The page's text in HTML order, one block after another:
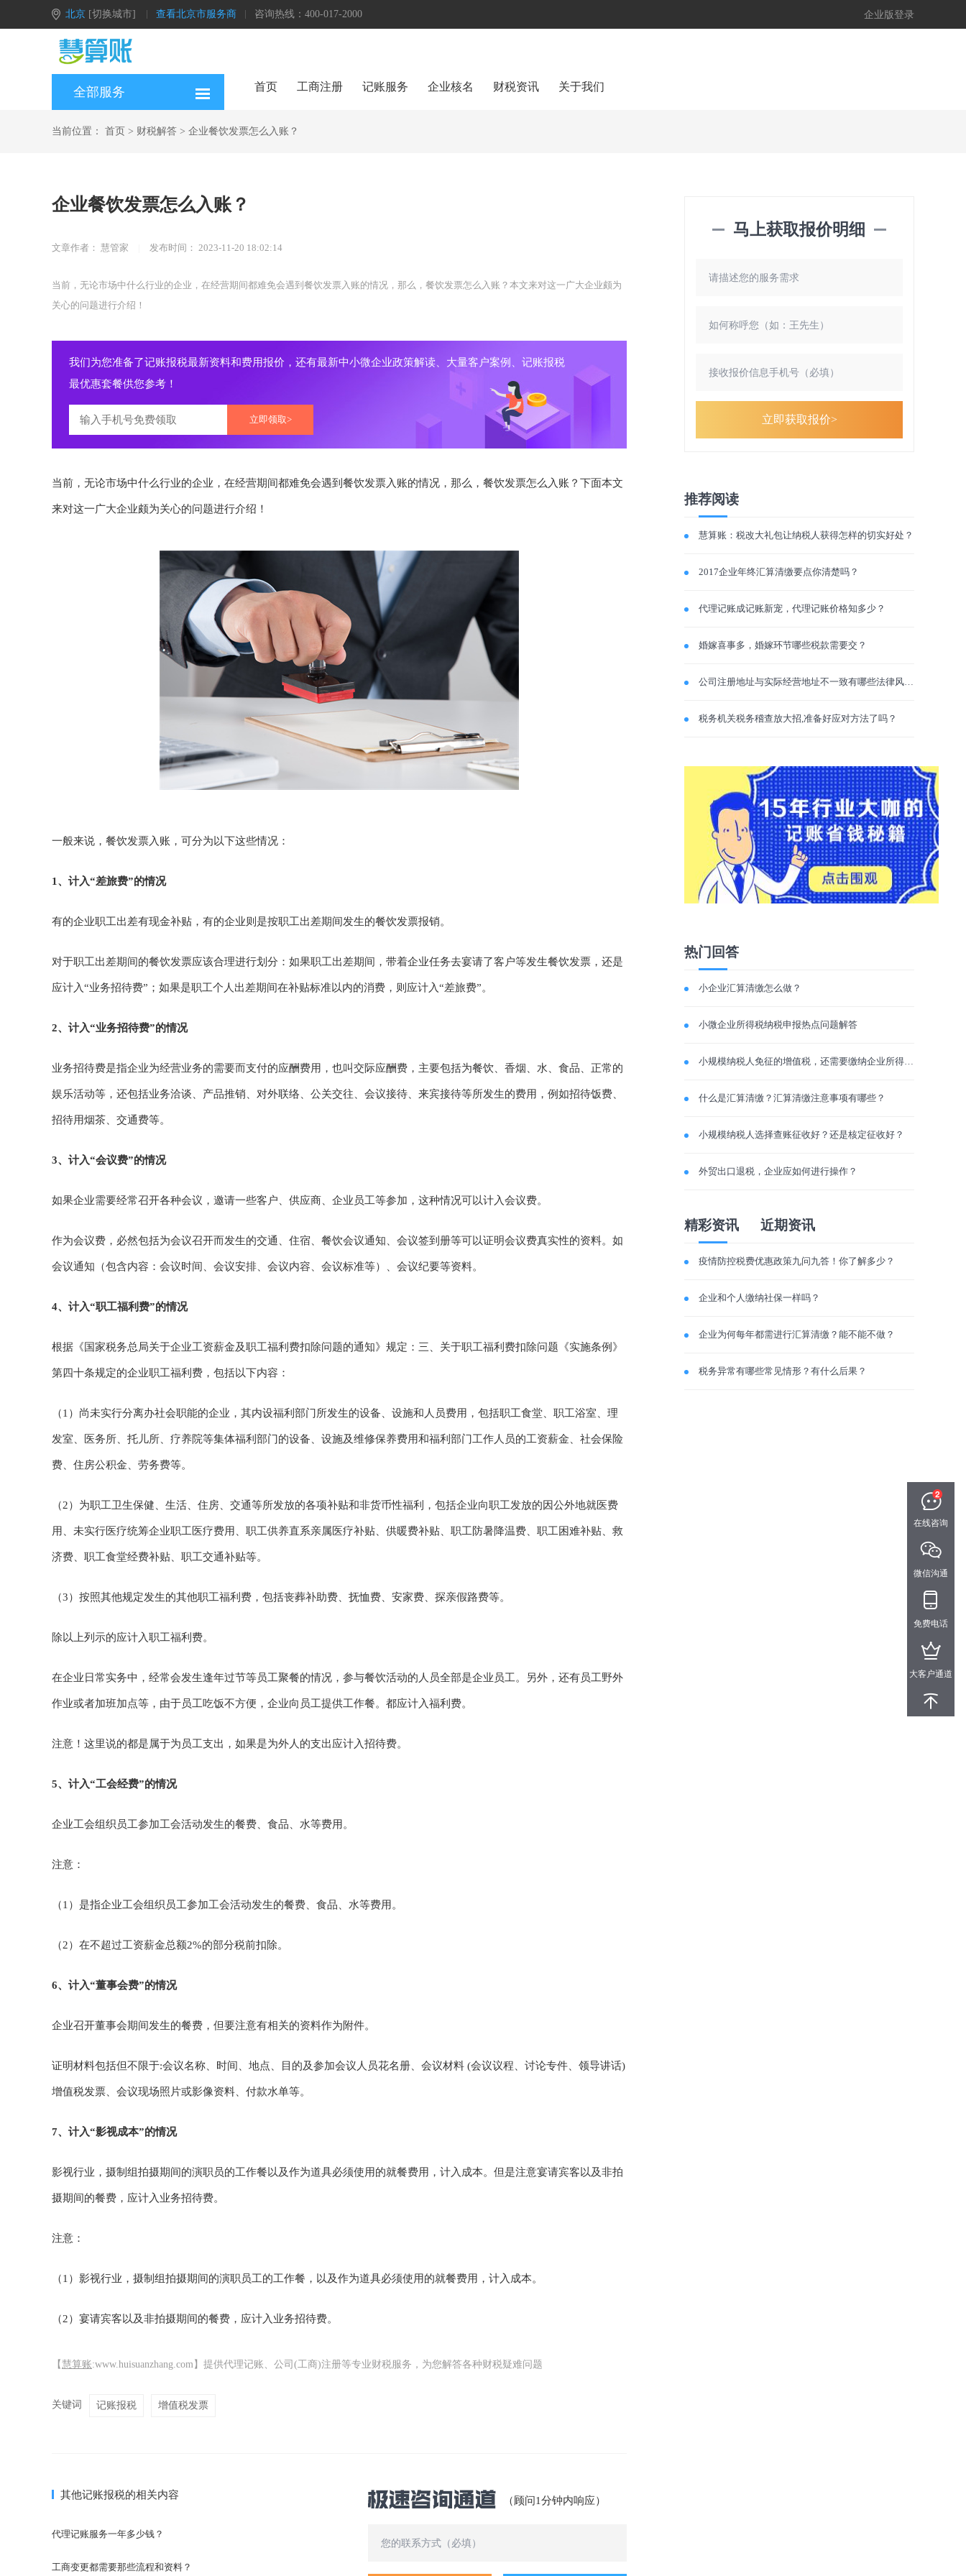
北京 [切换城市] 查看北京市服务商 咨询热线：400-017-2000 企业版登录
全部服务 首页 工商注册 记账服务 企业核名 财税资讯 关于我们
当前位置： 首页 > 财税解答 > 企业餐饮发票怎么入账？
企业餐饮发票怎么入账？
文章作者： 慧管家 发布时间： 2023-11-20 18:02:14
当前，无论市场中什么行业的企业，在经营期间都难免会遇到餐饮发票入账的情况，那么，餐饮发票怎么入账？本文来对这一广大企业颇为
关心的问题进行介绍！
我们为您准备了记账报税最新资料和费用报价，还有最新中小微企业政策解读、大量客户案例、记账报税
最优惠套餐供您参考！
立即领取>
当前，无论市场中什么行业的企业，在经营期间都难免会遇到餐饮发票入账的情况，那么，餐饮发票怎么入账？下面本文
来对这一广大企业颇为关心的问题进行介绍！
一般来说，餐饮发票入账，可分为以下这些情况：
1、计入“差旅费”的情况
有的企业职工出差有现金补贴，有的企业则是按职工出差期间发生的餐饮发票报销。
对于职工出差期间的餐饮发票应该合理进行划分：如果职工出差期间，带着企业任务去宴请了客户等发生餐饮发票，还是
应计入“业务招待费”；如果是职工个人出差期间在补贴标准以内的消费，则应计入“差旅费”。
2、计入“业务招待费”的情况
业务招待费是指企业为经营业务的需要而支付的应酬费用，也叫交际应酬费，主要包括为餐饮、香烟、水、食品、正常的
娱乐活动等，还包括业务洽谈、产品推销、对外联络、公关交往、会议接待、来宾接待等所发生的费用，例如招待饭费、
招待用烟茶、交通费等。
3、计入“会议费”的情况
如果企业需要经常召开各种会议，邀请一些客户、供应商、企业员工等参加，这种情况可以计入会议费。
作为会议费，必然包括为会议召开而发生的交通、住宿、餐饮会议通知、会议签到册等可以证明会议费真实性的资料。如
会议通知（包含内容：会议时间、会议安排、会议内容、会议标准等）、会议纪要等资料。
4、计入“职工福利费”的情况
根据《国家税务总局关于企业工资薪金及职工福利费扣除问题的通知》规定：三、关于职工福利费扣除问题《实施条例》
第四十条规定的企业职工福利费，包括以下内容：
（1）尚未实行分离办社会职能的企业，其内设福利部门所发生的设备、设施和人员费用，包括职工食堂、职工浴室、理
发室、医务所、托儿所、疗养院等集体福利部门的设备、设施及维修保养费用和福利部门工作人员的工资薪金、社会保险
费、住房公积金、劳务费等。
（2）为职工卫生保健、生活、住房、交通等所发放的各项补贴和非货币性福利，包括企业向职工发放的因公外地就医费
用、未实行医疗统筹企业职工医疗费用、职工供养直系亲属医疗补贴、供暖费补贴、职工防暑降温费、职工困难补贴、救
济费、职工食堂经费补贴、职工交通补贴等。
（3）按照其他规定发生的其他职工福利费，包括丧葬补助费、抚恤费、安家费、探亲假路费等。
除以上列示的应计入职工福利费。
在企业日常实务中，经常会发生逢年过节等员工聚餐的情况，参与餐饮活动的人员全部是企业员工。另外，还有员工野外
作业或者加班加点等，由于员工吃饭不方便，企业向员工提供工作餐。都应计入福利费。
注意！这里说的都是属于为员工支出，如果是为外人的支出应计入招待费。
5、计入“工会经费”的情况
企业工会组织员工参加工会活动发生的餐费、食品、水等费用。
注意：
（1）是指企业工会组织员工参加工会活动发生的餐费、食品、水等费用。
（2）在不超过工资薪金总额2%的部分税前扣除。
6、计入“董事会费”的情况
企业召开董事会期间发生的餐费，但要注意有相关的资料作为附件。
证明材料包括但不限于:会议名称、时间、地点、目的及参加会议人员花名册、会议材料 (会议议程、讨论专件、领导讲话)
增值税发票、会议现场照片或影像资料、付款水单等。
7、计入“影视成本”的情况
影视行业，摄制组拍摄期间的演职员的工作餐以及作为道具必须使用的就餐费用，计入成本。但是注意宴请宾客以及非拍
摄期间的餐费，应计入业务招待费。
注意：
（1）影视行业，摄制组拍摄期间的演职员工的工作餐，以及作为道具必须使用的就餐费用，计入成本。
（2）宴请宾客以及非拍摄期间的餐费，应计入业务招待费。
【 慧算账:www.huisuanzhang.com】提供代理记账、公司(工商)注册等专业财税服务，为您解答各种财税疑难问题
关键词 记账报税 增值税发票
其他记账报税的相关内容
代理记账服务一年多少钱？
工商变更都需要那些流程和资料？
（顾问1分钟内响应）
马上获取报价明细
立即获取报价>
推荐阅读
慧算账：税改大礼包让纳税人获得怎样的切实好处？
2017企业年终汇算清缴要点你清楚吗？
代理记账成记账新宠，代理记账价格知多少？
婚嫁喜事多，婚嫁环节哪些税款需要交？
公司注册地址与实际经营地址不一致有哪些法律风险？
税务机关税务稽查放大招,准备好应对方法了吗？
热门回答
小企业汇算清缴怎么做？
小微企业所得税纳税申报热点问题解答
小规模纳税人免征的增值税，还需要缴纳企业所得税吗？
什么是汇算清缴？汇算清缴注意事项有哪些？
小规模纳税人选择查账征收好？还是核定征收好？
外贸出口退税，企业应如何进行操作？
精彩资讯 近期资讯
疫情防控税费优惠政策九问九答！你了解多少？
企业和个人缴纳社保一样吗？
企业为何每年都需进行汇算清缴？能不能不做？
税务异常有哪些常见情形？有什么后果？
在线咨询
微信沟通
免费电话
大客户通道